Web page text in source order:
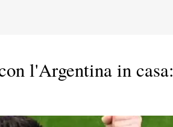
l'Argentina in casa: